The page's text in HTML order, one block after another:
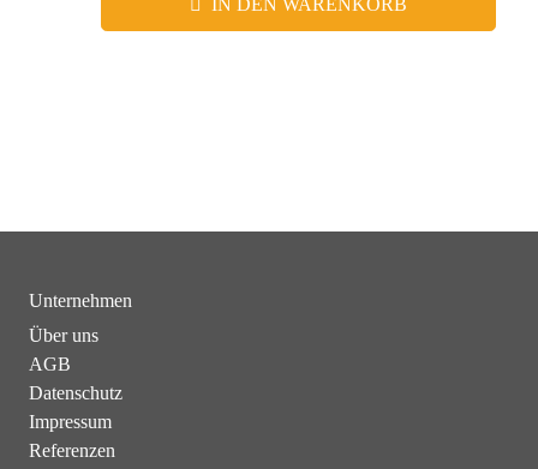
Unternehmen
Über uns
AGB
Datenschutz
Impressum
Referenzen